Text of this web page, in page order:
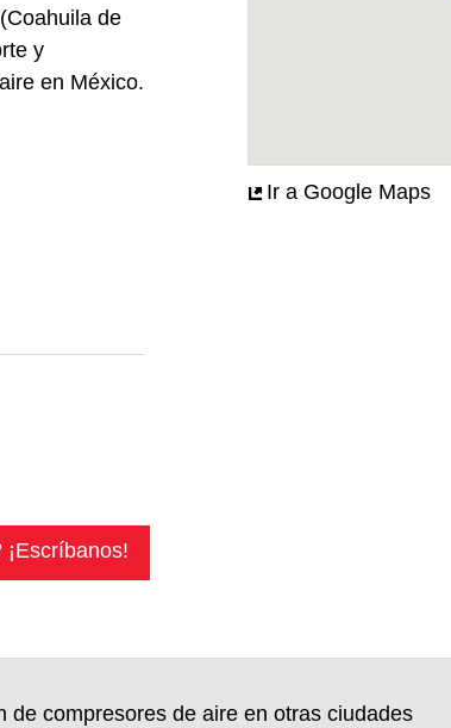
de
y
en México.
Ir a Google Maps
compresores de aire en otras ciudades